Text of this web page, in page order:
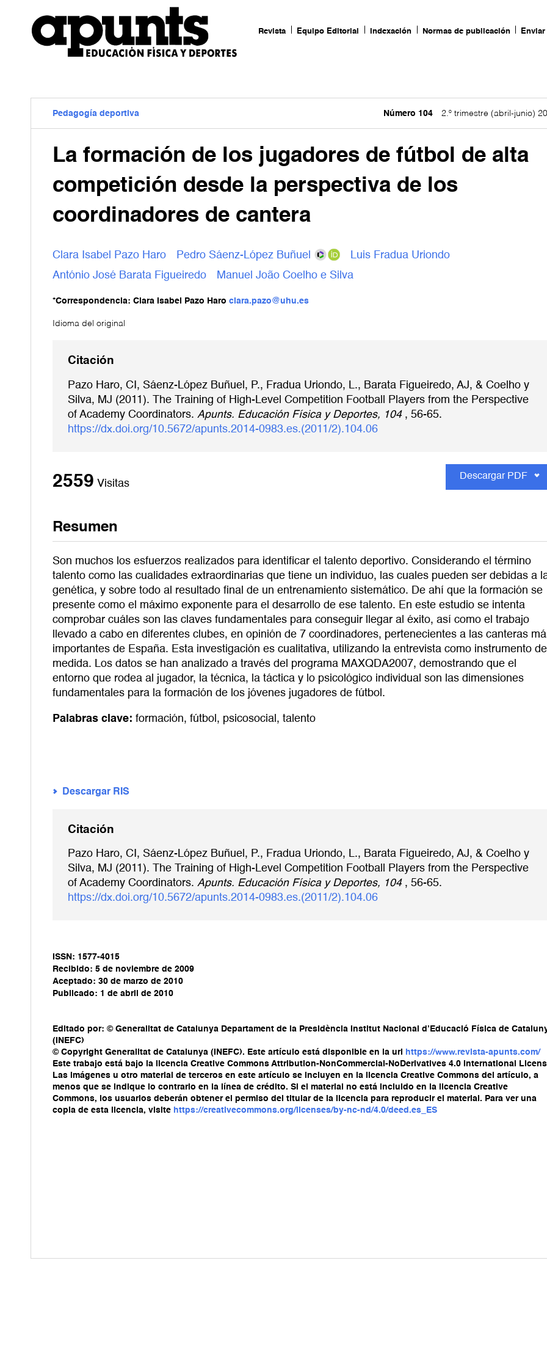
Revista Equipo Editorial Indexación Normas de publicación
Pedagogía deportiva Número 104 2.º trimestre (abril-junio)
La formación de los jugadores de fútbol de alta
competición desde la perspectiva de los
coordinadores de cantera
Clara Isabel Pazo Haro Pedro Sáenz-López Buñuel
Luis Fradua Uriondo
António José Barata Figueiredo
Manuel João Coelho e Silva
*Correspondencia: Clara Isabel Pazo Haro clara.pazo@uhu.es
Idioma del original
Citación
Pazo Haro, CI, Sáenz-López Buñuel, P., Fradua Uriondo, L., Barata Figueiredo, AJ, & Coelho y
Silva, MJ (2011). The Training of High-Level Competition Football Players from the Perspective
of Academy Coordinators. Apunts. Educación Física y Deportes, 104, 56-65.
https://dx.doi.org/10.5672/apunts.2014-0983.es.(2011/2).104.06
2559 Visitas
Descargar PDF
Resumen
Son muchos los esfuerzos realizados para identificar el talento deportivo. Considerando el término
talento como las cualidades extraordinarias que tiene un individuo, las cuales pueden ser debidas a
genética, y sobre todo al resultado final de un entrenamiento sistemático. De ahí que la formación se
presente como el máximo exponente para el desarrollo de ese talento. En este estudio se intenta
comprobar cuáles son las claves fundamentales para conseguir llegar al éxito, así como el trabajo
llevado a cabo en diferentes clubes, en opinión de 7 coordinadores, pertenecientes a las canteras
importantes de España. Esta investigación es cualitativa, utilizando la entrevista como instrumento de
medida. Los datos se han analizado a través del programa MAXQDA2007, demostrando que el
entorno que rodea al jugador, la técnica, la táctica y lo psicológico individual son las dimensiones
fundamentales para la formación de los jóvenes jugadores de fútbol.
Palabras clave: formación, fútbol , psicosocial , talento
Descargar RIS
Citación
Pazo Haro, CI, Sáenz-López Buñuel, P., Fradua Uriondo, L., Barata Figueiredo, AJ, & Coelho y
Silva, MJ (2011). The Training of High-Level Competition Football Players from the Perspective
of Academy Coordinators. Apunts. Educación Física y Deportes, 104, 56-65.
https://dx.doi.org/10.5672/apunts.2014-0983.es.(2011/2).104.06
ISSN: 1577-4015
Recibido: 5 de noviembre de 2009
Aceptado: 30 de marzo de 2010
Publicado: 1 de abril de 2010
Editado por: © Generalitat de Catalunya Departament de la Presidència Institut Nacional d’Educació Física de
(INEFC)
© Copyright Generalitat de Catalunya (INEFC). Este artículo está disponible en la url
https://www.revista-apunts.com/
Este trabajo está bajo la licencia Creative Commons Attribution-NonCommercial-NoDerivatives 4.0 International
Las imágenes u otro material de terceros en este artículo se incluyen en la licencia Creative Commons del artículo, a
menos que se indique lo contrario en la línea de crédito. Si el material no está incluido en la licencia Creative
Commons, los usuarios deberán obtener el permiso del titular de la licencia para reproducir el material. Para ver una
copia de esta licencia, visite https://creativecommons.org/licenses/by-nc-nd/4.0/deed.es_ES